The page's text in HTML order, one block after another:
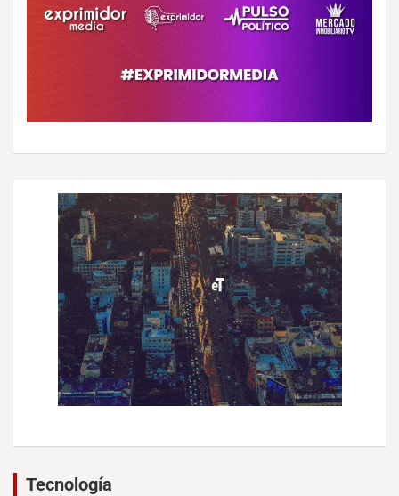
Tecnología